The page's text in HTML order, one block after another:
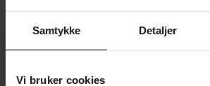
Samtykke Detaljer
Vi bruker cookies
EBOK